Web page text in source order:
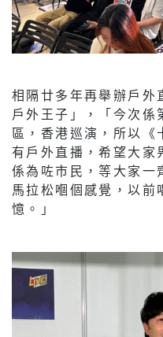
相隔廿多年再舉辦戶外
戶外王子」，「今次係
區，香港巡演，所以
有戶外直播，希望大家
係為咗市民，等大家一
馬拉松嗰個感覺，以前
憶。」